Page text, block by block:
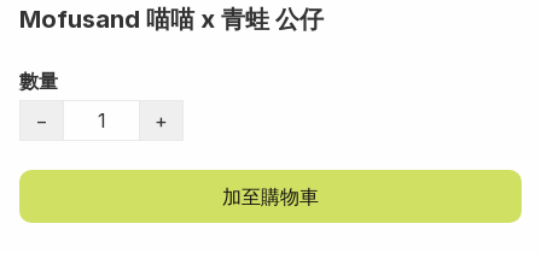
Mofusand 喵喵 x 青蛙 公仔
數量
−
+
加至購物車